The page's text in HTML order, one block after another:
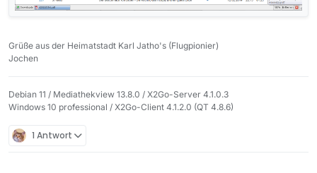
Grüße aus der Heimatstadt Karl Jatho's (Flugpionier)
Jochen
Debian 11 / Mediathekview 13.8.0 / X2Go-Server 4.1.0.3
Windows 10 professional / X2Go-Client 4.1.2.0 (QT 4.8.6)
1 Antwort